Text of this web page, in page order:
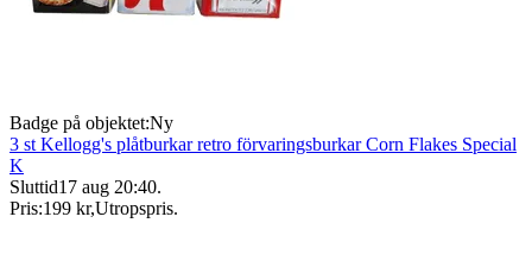
Badge på objektet:Ny
3 st Kellogg's plåtburkar retro förvaringsburkar Corn Flakes Special
K
Sluttid17 aug 20:40.
Pris:199 kr,Utropspris.